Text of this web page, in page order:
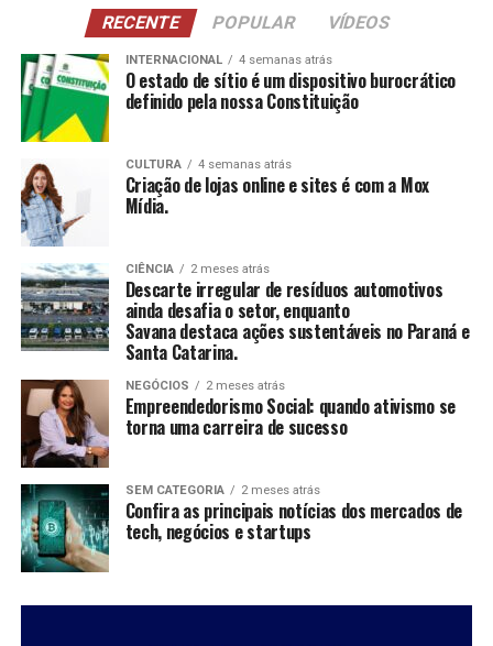
NCI: Atividades para pessoas com 60 anos ou
mais, estimulando a construção e reconstrução de
suas histórias e vivências.
CCAS
: Ambiente de convivência para crianças e
adolescentes, abrangendo desde jogos até cultura
SAICA: Trabalho de cuidado, orientação e proteção
integral a crianças e adolescentes em situação de
CEIS
: Garantia de um ambiente seguro e desafiador
para o desenvolvimento infantil.
Conclusão
O empreendedorismo social, impulsionado por líderes
como Tatiana Souza, demonstra que ativismo pode, sim,
ser uma carreira de sucesso. As mulheres no comando
dessas organizações não apenas promovem mudanças
significativas em suas comunidades, mas também
inspiram futuras gerações a seguir seus passos,
mostrando que é possível transformar a sociedade
RECENTE POPULAR VÍDEOS
INTERNACIONAL 4 semanas atrás
O estado de sítio é um dispositivo burocrático
definido pela nossa Constituição
CULTURA 4 semanas atrás
Criação de lojas online e sites é com a Mox
Mídia.
CIÊNCIA 2 meses atrás
Descarte irregular de resíduos automotivos
ainda desafia o setor, enquanto
Savana destaca ações sustentáveis no Paraná e
Santa Catarina.
NEGÓCIOS 2 meses atrás
Empreendedorismo Social: quando ativismo se
torna uma carreira de sucesso
SEM CATEGORIA 2 meses atrás
Confira as principais notícias dos mercados de
tech, negócios e startups